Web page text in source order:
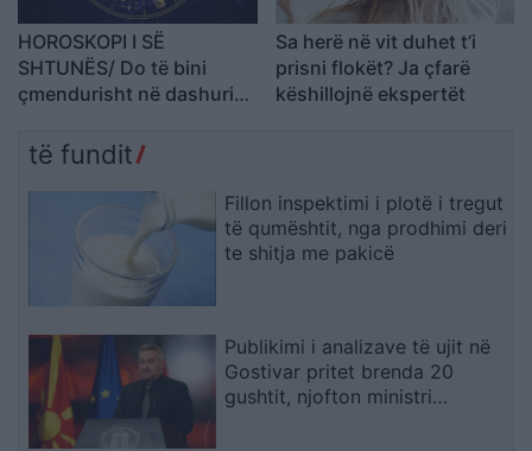
HOROSKOPI I SË
SHTUNËS/ Do të bini
çmendurisht në dashuri
simpatizuar kurrë
Sa herë në vit duhet t’i
prisni flokët? Ja çfarë
këshillojnë ekspertët
të fundit
Fillon inspektimi i plotë i tregut
të qumështit, nga prodhimi deri
te shitja me pakicë
Publikimi i analizave të ujit në
Gostivar pritet brenda 20
gushtit, njofton ministri